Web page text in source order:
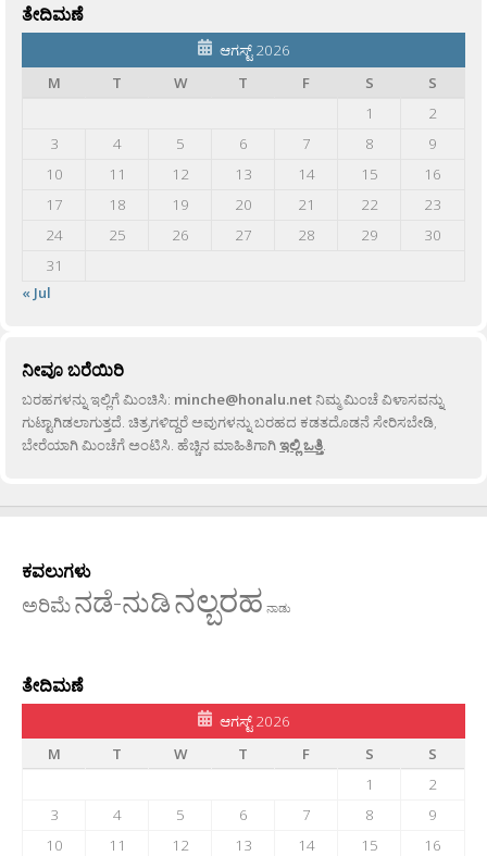
ತೇದಿಮಣೆ
ಆಗಸ್ಟ್ 2026
M
T W T F S
S
1
2
3
4 5 6 7 8
9
10
11 12 13 14 15
16
17
18 19 20 21 22
23
24
25 26 27 28 29
30
31
« Jul
ನೀವೂ ಬರೆಯಿರಿ
ಬರಹಗಳನ್ನು ಇಲ್ಲಿಗೆ ಮಿಂಚಿಸಿ: minche@honalu.netನಿಮ್ಮ ಮಿಂಚೆ ವಿಳಾಸವನ್ನು
ಗುಟ್ಟಾಗಿಡಲಾಗುತ್ತದೆ. ಚಿತ್ರಗಳಿದ್ದರೆ ಅವುಗಳನ್ನು ಬರಹದ ಕಡತದೊಡನೆ ಸೇರಿಸಬೇಡಿ,
ಬೇರೆಯಾಗಿ ಮಿಂಚೆಗೆ ಅಂಟಿಸಿ. ಹೆಚ್ಚಿನ ಮಾಹಿತಿಗಾಗಿಇಲ್ಲಿ ಒತ್ತಿ.
ಕವಲುಗಳು
ಅರಿಮೆನಡೆ-ನುಡಿನಲ್ಬರಹ ನಾಡು
ತೇದಿಮಣೆ
ಆಗಸ್ಟ್ 2026
M
T W T F S
S
1
2
3
4 5 6 7 8
9
10
11 12 13 14 15
16